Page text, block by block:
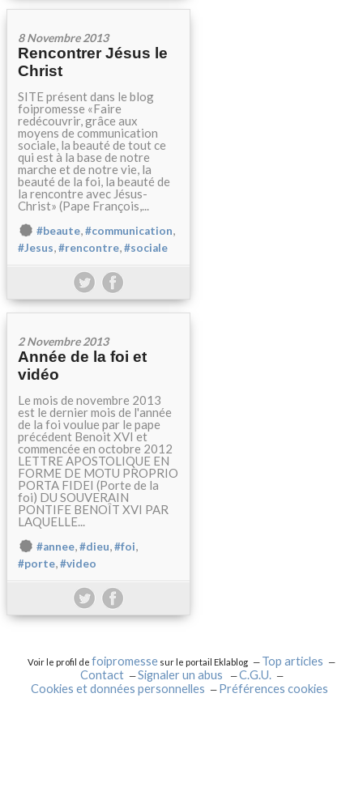
8 Novembre 2013
Rencontrer Jésus le
Christ
SITE présent dans le blog
foipromesse «Faire
redécouvrir, grâce aux
moyens de communication
sociale, la beauté de tout ce
qui est à la base de notre
marche et de notre vie, la
beauté de la foi, la beauté de
la rencontre avec Jésus-
Christ» (Pape François,...
#beaute,#communication,
#Jesus,#rencontre,#sociale
2 Novembre 2013
Année de la foi et
vidéo
Le mois de novembre 2013
est le dernier mois de l'année
de la foi voulue par le pape
précédent Benoit XVI et
commencée en octobre 2012
LETTRE APOSTOLIQUE EN
FORME DE MOTU PROPRIO
PORTA FIDEI (Porte de la
foi) DU SOUVERAIN
PONTIFE BENOÎT XVI PAR
LAQUELLE...
#annee,#dieu,#foi,
#porte,#video
Voir le profil de foipromesse sur le portail Eklablog
Top articles
Contact
Signaler un abus
C.G.U.
Cookies et données personnelles
Préférences cookies